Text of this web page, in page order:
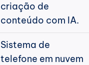
criação de
conteúdo com IA.
Sistema de
telefone em nuvem